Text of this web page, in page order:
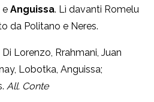
e Anguissa. Lì davanti Romelu
da Politano e Neres.
Di Lorenzo, Rrahmani, Juan
Lobotka, Anguissa;
All. Conte